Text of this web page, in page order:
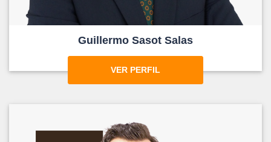
Guillermo Sasot Salas
VER PERFIL